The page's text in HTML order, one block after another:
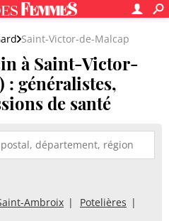
Saint-Victor-de-Malcap
à Saint-Victor-
: généralistes,
de santé
Ambroix
Potelières